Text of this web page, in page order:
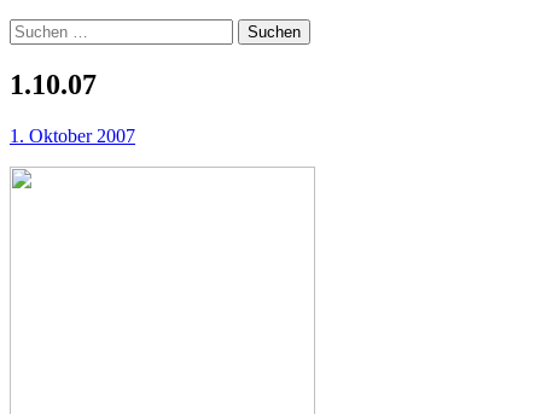
Suchen
nach:
1.10.07
1. Oktober 2007